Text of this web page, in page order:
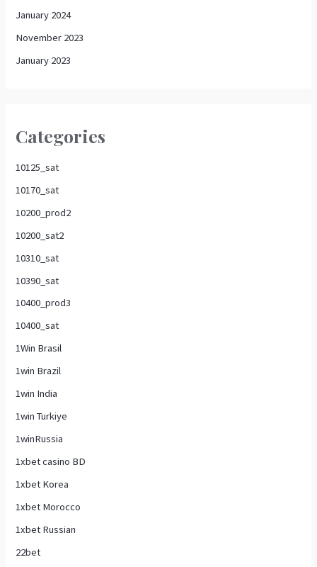
January 2024
November 2023
January 2023
Categories
10125_sat
10170_sat
10200_prod2
10200_sat2
10310_sat
10390_sat
10400_prod3
10400_sat
1Win Brasil
1win Brazil
1win India
1win Turkiye
1winRussia
1xbet casino BD
1xbet Korea
1xbet Morocco
1xbet Russian
22bet